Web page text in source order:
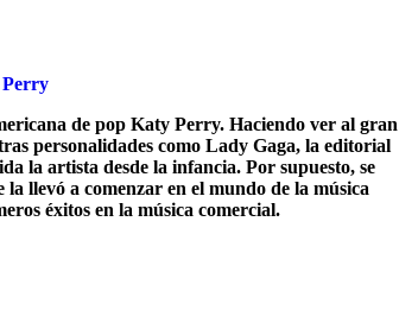
Perry
de pop Katy Perry. Haciendo ver al gran
personalidades como Lady Gaga, la editorial
la artista desde la infancia. Por supuesto, se
llevó a comenzar en el mundo de la música
éxitos en la música comercial.